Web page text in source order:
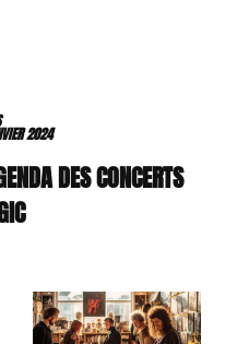
2024
DES CONCERTS